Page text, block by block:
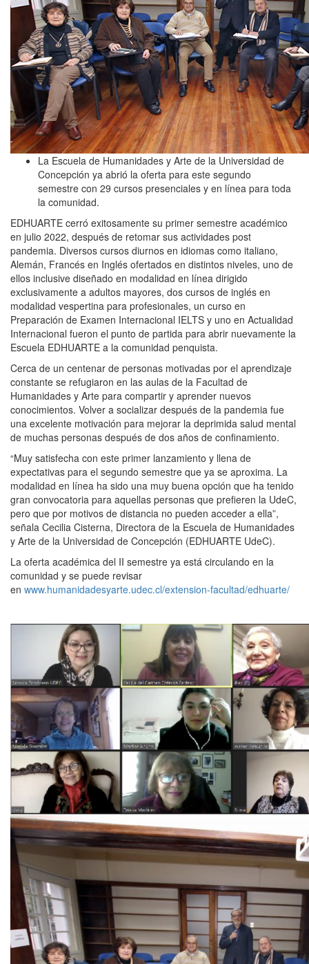
La Escuela de Humanidades y Arte de la Universidad de
Concepción ya abrió la oferta para este segundo
semestre con 29 cursos presenciales y en línea para toda
la comunidad.
EDHUARTE cerró exitosamente su primer semestre académico
en julio 2022, después de retomar sus actividades post
pandemia. Diversos cursos diurnos en idiomas como italiano,
Alemán, Francés en Inglés ofertados en distintos niveles, uno de
ellos inclusive diseñado en modalidad en línea dirigido
exclusivamente a adultos mayores, dos cursos de inglés en
modalidad vespertina para profesionales, un curso en
Preparación de Examen Internacional IELTS y uno en Actualidad
Internacional fueron el punto de partida para abrir nuevamente la
Escuela EDHUARTE a la comunidad penquista.
Cerca de un centenar de personas motivadas por el aprendizaje
constante se refugiaron en las aulas de la Facultad de
Humanidades y Arte para compartir y aprender nuevos
conocimientos. Volver a socializar después de la pandemia fue
una excelente motivación para mejorar la deprimida salud mental
de muchas personas después de dos años de confinamiento.
“Muy satisfecha con este primer lanzamiento y llena de
expectativas para el segundo semestre que ya se aproxima. La
modalidad en línea ha sido una muy buena opción que ha tenido
gran convocatoria para aquellas personas que prefieren la UdeC,
pero que por motivos de distancia no pueden acceder a ella”,
señala Cecilia Cisterna, Directora de la Escuela de Humanidades
y Arte de la Universidad de Concepción (EDHUARTE UdeC).
La oferta académica del II semestre ya está circulando en la
comunidad y se puede revisar
en www.humanidadesyarte.udec.cl/extension-facultad/edhuarte/